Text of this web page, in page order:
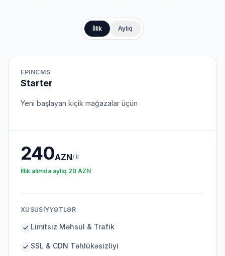
İllik Aylıq
EPINCMS
Starter
Yeni başlayan kiçik mağazalar üçün
240AZN/ İl
İllik alımda aylıq 20 AZN
XÜSUSIYYƏTLƏR
Limitsiz Məhsul & Trafik
SSL & CDN Təhlükəsizliyi